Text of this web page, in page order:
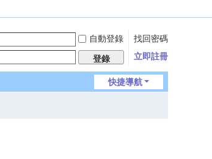
自動登錄
找回密碼
登錄 立即註冊
快捷導航